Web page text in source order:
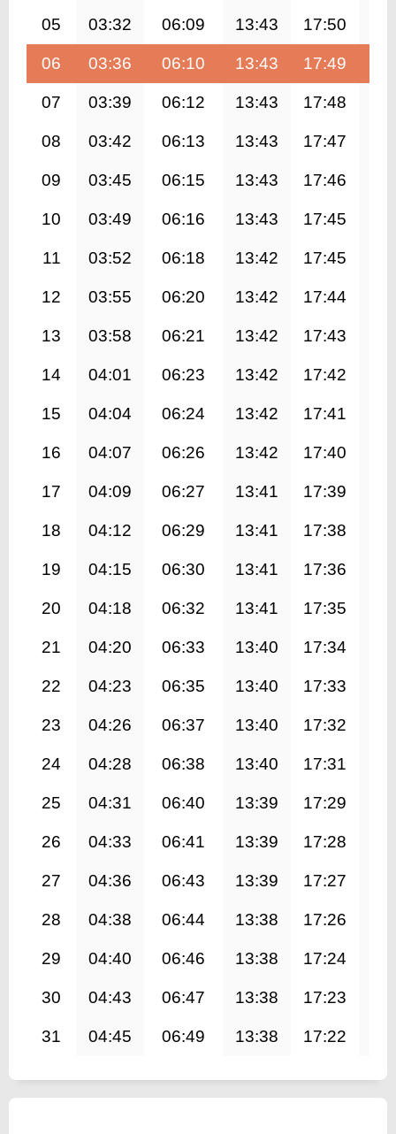
05 03:32 06:09 13:43 17:50
06 03:36 06:10 13:43 17:49
07 03:39 06:12 13:43 17:48
08 03:42 06:13 13:43 17:47
09 03:45 06:15 13:43 17:46
10 03:49 06:16 13:43 17:45
11 03:52 06:18 13:42 17:45
12 03:55 06:20 13:42 17:44
13 03:58 06:21 13:42 17:43
14 04:01 06:23 13:42 17:42
15 04:04 06:24 13:42 17:41
16 04:07 06:26 13:42 17:40
17 04:09 06:27 13:41 17:39
18 04:12 06:29 13:41 17:38
19 04:15 06:30 13:41 17:36
20 04:18 06:32 13:41 17:35
21 04:20 06:33 13:40 17:34
22 04:23 06:35 13:40 17:33
23 04:26 06:37 13:40 17:32
24 04:28 06:38 13:40 17:31
25 04:31 06:40 13:39 17:29
26 04:33 06:41 13:39 17:28
27 04:36 06:43 13:39 17:27
28 04:38 06:44 13:38 17:26
29 04:40 06:46 13:38 17:24
30 04:43 06:47 13:38 17:23
31 04:45 06:49 13:38 17:22